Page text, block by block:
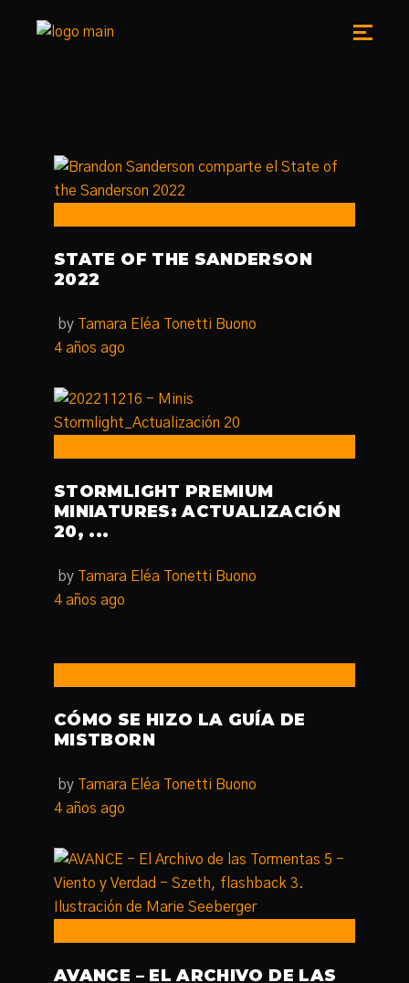
STATE OF THE SANDERSON
2022
by
Tamara Eléa Tonetti Buono
4 años ago
STORMLIGHT PREMIUM
MINIATURES: ACTUALIZACIÓN
20, ...
by
Tamara Eléa Tonetti Buono
4 años ago
CÓMO SE HIZO LA GUÍA DE
MISTBORN
by
Tamara Eléa Tonetti Buono
4 años ago
AVANCE – EL ARCHIVO DE LAS